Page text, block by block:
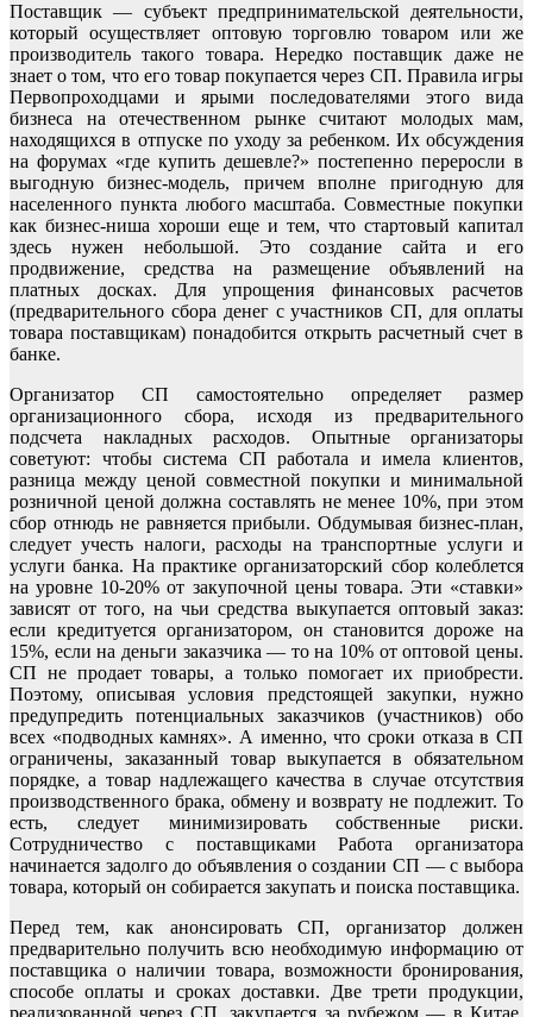
Поставщик — субъект предпринимательской деятельности,
который осуществляет оптовую торговлю товаром или же
производитель такого товара. Нередко поставщик даже не
знает о том, что его товар покупается через СП. Правила игры
Первопроходцами и ярыми последователями этого вида
бизнеса на отечественном рынке считают молодых мам,
находящихся в отпуске по уходу за ребенком. Их обсуждения
на форумах «где купить дешевле?» постепенно переросли в
выгодную бизнес-модель, причем вполне пригодную для
населенного пункта любого масштаба. Совместные покупки
как бизнес-ниша хороши еще и тем, что стартовый капитал
здесь нужен небольшой. Это создание сайта и его
продвижение, средства на размещение объявлений на
платных досках. Для упрощения финансовых расчетов
(предварительного сбора денег с участников СП, для оплаты
товара поставщикам) понадобится открыть расчетный счет в
банке.
Организатор СП самостоятельно определяет размер
организационного сбора, исходя из предварительного
подсчета накладных расходов. Опытные организаторы
советуют: чтобы система СП работала и имела клиентов,
разница между ценой совместной покупки и минимальной
розничной ценой должна составлять не менее 10%, при этом
сбор отнюдь не равняется прибыли. Обдумывая бизнес-план,
следует учесть налоги, расходы на транспортные услуги и
услуги банка. На практике организаторский сбор колеблется
на уровне 10-20% от закупочной цены товара. Эти «ставки»
зависят от того, на чьи средства выкупается оптовый заказ:
если кредитуется организатором, он становится дороже на
15%, если на деньги заказчика — то на 10% от оптовой цены.
СП не продает товары, а только помогает их приобрести.
Поэтому, описывая условия предстоящей закупки, нужно
предупредить потенциальных заказчиков (участников) обо
всех «подводных камнях». А именно, что сроки отказа в СП
ограничены, заказанный товар выкупается в обязательном
порядке, а товар надлежащего качества в случае отсутствия
производственного брака, обмену и возврату не подлежит. То
есть, следует минимизировать собственные риски.
Сотрудничество с поставщиками Работа организатора
начинается задолго до объявления о создании СП — с выбора
товара, который он собирается закупать и поиска поставщика.
Перед тем, как анонсировать СП, организатор должен
предварительно получить всю необходимую информацию от
поставщика о наличии товара, возможности бронирования,
способе оплаты и сроках доставки. Две трети продукции,
реализованной через СП, закупается за рубежом — в Китае,